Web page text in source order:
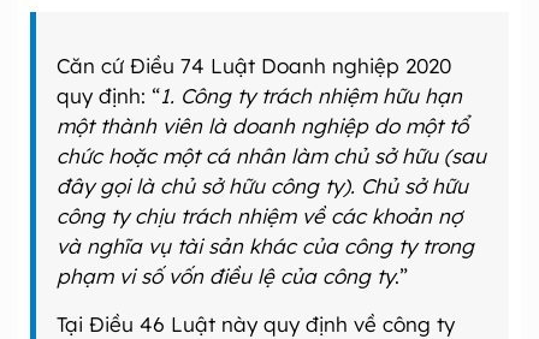
Căn cứ Điều 74 Luật Doanh nghiệp 2020
quy định: “1. Công ty trách nhiệm hữu hạn
một thành viên là doanh nghiệp do một tổ
chức hoặc một cá nhân làm chủ sở hữu (sau
đây gọi là chủ sở hữu công ty). Chủ sở hữu
công ty chịu trách nhiệm về các khoản nợ
và nghĩa vụ tài sản khác của công ty trong
phạm vi số vốn điều lệ của công ty.”
Tại Điều 46 Luật này quy định về công ty